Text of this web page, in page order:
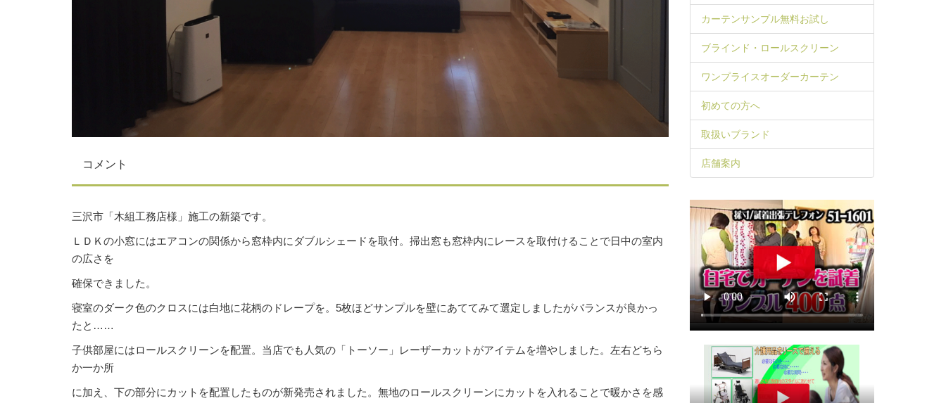
コメント
三沢市「木組工務店様」施工の新築です。
ＬＤＫの小窓にはエアコンの関係から窓枠内にダブルシェードを取付。掃出窓も窓枠内にレースを取付けることで日中の室内
の広さを
確保できました。
寝室のダーク色のクロスには白地に花柄のドレープを。5枚ほどサンプルを壁にあててみて選定しましたがバランスが良かっ
たと……
子供部屋にはロールスクリーンを配置。当店でも人気の「トーソー」レーザーカットがアイテムを増やしました。左右どちら
か一か所
に加え、下の部分にカットを配置したものが新発売されました。無地のロールスクリーンにカットを入れることで暖かさを感
カーテンサンプル無料お試し
ブラインド・ロールスクリーン
ワンプライスオーダーカーテン
初めての方へ
取扱いブランド
店舗案内